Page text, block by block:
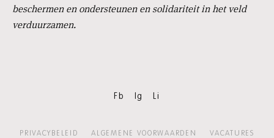
beschermen en ondersteunen en solidariteit in het veld
verduurzamen.
Fb Ig Li
PRIVACYBELEID ALGEMENE VOORWAARDEN
VACATURES